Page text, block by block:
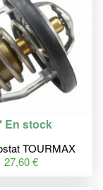
En stock
TOURMAX
Suzuki
27,60 €